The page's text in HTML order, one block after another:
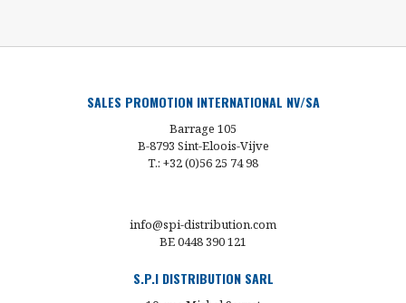
SALES PROMOTION INTERNATIONAL NV/SA
Barrage 105
B-8793 Sint-Eloois-Vijve
T.: +32 (0)56 25 74 98
info@spi-distribution.com
BE 0448 390 121
S.P.I DISTRIBUTION SARL